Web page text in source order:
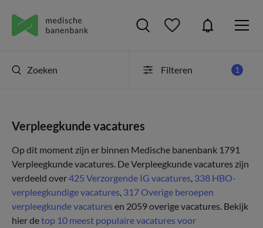
Zoeken Filteren 1
Verpleegkunde vacatures
Op dit moment zijn er binnen Medische banenbank 1791
Verpleegkunde vacatures. De Verpleegkunde vacatures zijn
verdeeld over425 Verzorgende IG vacatures, 338 HBO-
verpleegkundige vacatures, 317 Overige beroepen
verpleegkunde vacatures en 2059 overige vacatures. Bekijk
hier detop 10 meest populaire vacatures voor